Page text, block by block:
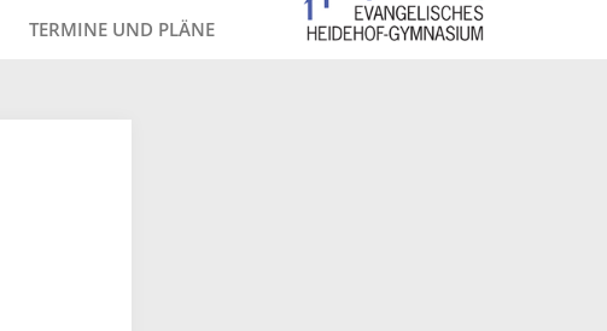
TERMINE UND PLÄNE